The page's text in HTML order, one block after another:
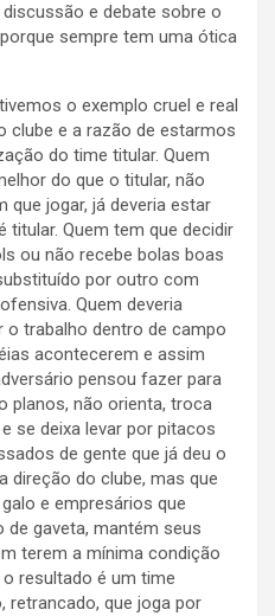
e debate sobre o
sempre tem uma ótica
o exemplo cruel e real
clube e a razão de estarmos
do time titular. Quem
do que o titular, não
que jogar, já deveria estar
titular. Quem tem que decidir
ou não recebe bolas boas
por outro com
Quem deveria
o trabalho dentro de campo
acontecerem e assim
pensou fazer para
planos, não orienta, troca
se deixa levar por pitacos
de gente que já deu o
direção do clube, mas que
e empresários que
gaveta, mantém seus
terem a mínima condição
resultado é um time
retrancado, que joga por